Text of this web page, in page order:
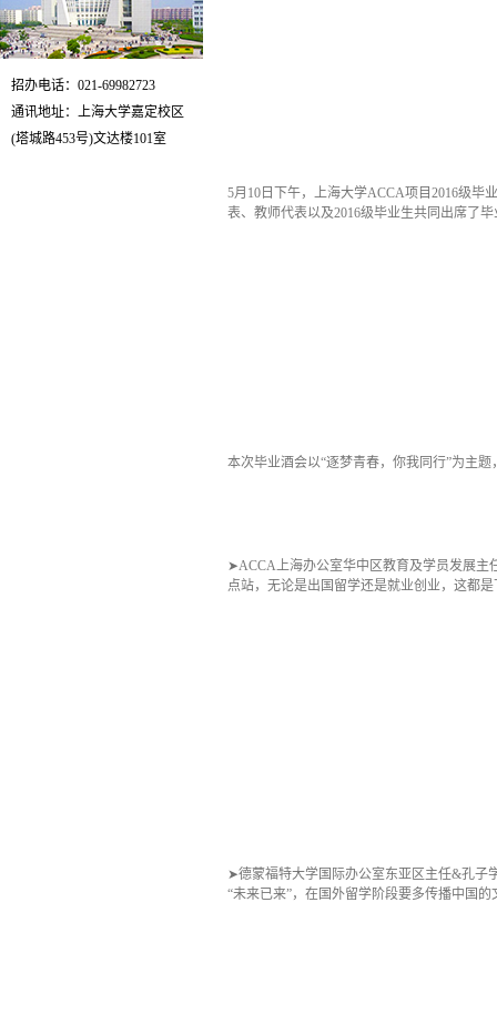
招办电话：021-69982723
通讯地址：上海大学嘉定校区
(塔城路453号)文达楼101室
5月10日下午，上海大学ACCA项目2016级毕
表、教师代表以及2016级毕业生共同出席了
本次毕业酒会以“逐梦青春，你我同行”为主
➤ACCA上海办公室华中区教育及学员发展主
点站，无论是出国留学还是就业创业，这都
➤德蒙福特大学国际办公室东亚区主任&孔子
“未来已来”，在国外留学阶段要多传播中国